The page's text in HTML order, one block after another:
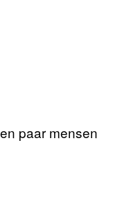
paar mensen